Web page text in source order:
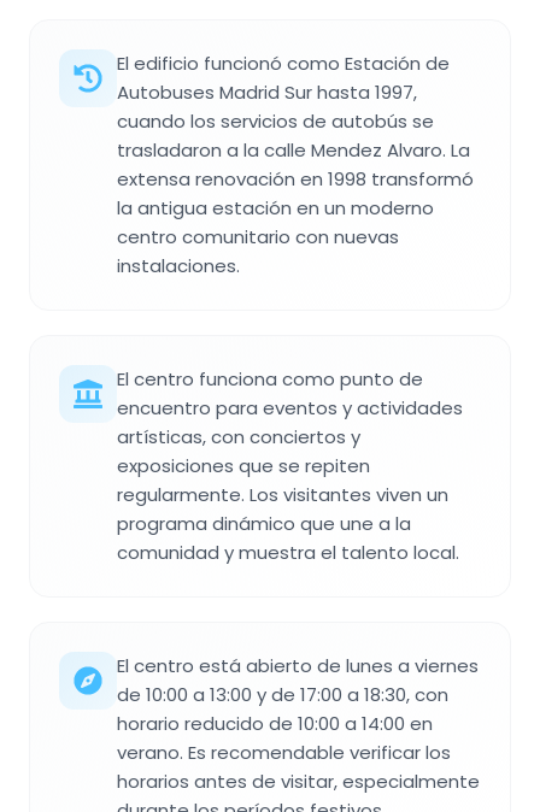
El edificio funcionó como Estación de
Autobuses Madrid Sur hasta 1997,
cuando los servicios de autobús se
trasladaron a la calle Mendez Alvaro. La
extensa renovación en 1998 transformó
la antigua estación en un moderno
centro comunitario con nuevas
instalaciones.
El centro funciona como punto de
encuentro para eventos y actividades
artísticas, con conciertos y
exposiciones que se repiten
regularmente. Los visitantes viven un
programa dinámico que une a la
comunidad y muestra el talento local.
El centro está abierto de lunes a viernes
de 10:00 a 13:00 y de 17:00 a 18:30, con
horario reducido de 10:00 a 14:00 en
verano. Es recomendable verificar los
horarios antes de visitar, especialmente